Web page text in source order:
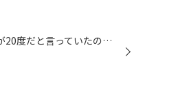
こんにちは、タイヤ館あさかです。 今日の天気予報で、気温が20度だと言っていたので・・・・・ 寒がりなので、制服の下にヒートテックを着てきてしまいました。 あ、暑い・・・・・・・・・・・(;'∀')じめじめする・・・・・・・・・・・(;'∀') さて、朝からの雨で、路面が滑りやすくなっています...